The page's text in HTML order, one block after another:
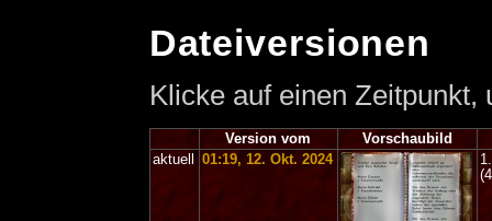
Dateiversionen
Klicke auf einen
Version vom
Vorschaubild
aktuell
01:19, 12. Okt. 2024